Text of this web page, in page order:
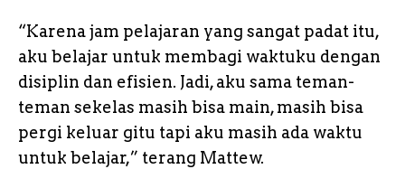
“Karena jam pelajaran yang sangat padat itu,
aku belajar untuk membagi waktuku dengan
disiplin dan efisien. Jadi, aku sama teman-
teman sekelas masih bisa main, masih bisa
pergi keluar gitu tapi aku masih ada waktu
untuk belajar,” terang Mattew.